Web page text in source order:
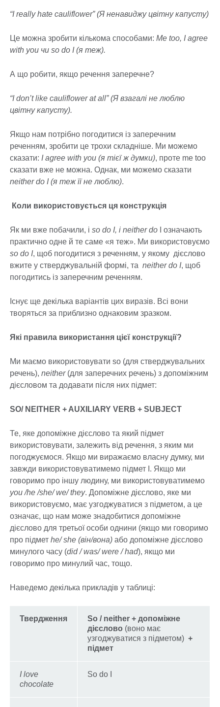
“I really hate cauliflower” (Я ненавиджу цвітну капусту)
Це можна зробити кількома способами: Me too, I agree
with you чи so do I (я теж).
А що робити, якщо речення заперечне?
“I don’t like cauliflower at all” (Я взагалі не люблю
цвітну капусту).
Якщо нам потрібно погодитися із заперечним
реченням, зробити це трохи складніше. Ми можемо
сказати: I agree with you (я тієї ж думки), проте me too
сказати вже не можна. Однак, ми можемо сказати
neither do I (я теж її не люблю).
Коли використовується ця конструкція
Як ми вже побачили, і so do I, і neither do I означають
практично одне й те саме «я теж». Ми використовуємо
so do I, щоб погодитися з реченням, у якому дієслово
вжите у стверджувальній формі, та neither do I, щоб
погодитись із заперечним реченням.
Існує ще декілька варіантів цих виразів. Всі вони
творяться за приблизно однаковим зразком.
Які правила використання цієї конструкції?
Ми маємо використовувати so (для стверджувальних
речень), neither(для заперечних речень) з допоміжним
дієсловом та додавати після них підмет:
SO/ NEITHER + AUXILIARY VERB + SUBJECT
Те, яке допоміжне дієслово та який підмет
використовувати, залежить від речення, з яким ми
погоджуємося. Якщо ми виражаємо власну думку, ми
завжди використовуватимемо підмет I. Якщо ми
говоримо про іншу людину, ми використовуватимемо
you /he /she/ we/ they. Допоміжне дієслово, яке ми
використовуємо, має узгоджуватися з підметом, а це
означає, що нам може знадобитися допоміжне
дієслово для третьої особи однини (якщо ми говоримо
про підмет he/ she (він/вона) або допоміжне дієслово
минулого часу (did / was/ were / had), якщо ми
говоримо про минулий час, тощо.
Наведемо декілька прикладів у таблиці:
Твердження
So / neither + допоміжне
дієслово (воно має
узгоджуватися з підметом) +
підмет
I love
chocolate
So do I